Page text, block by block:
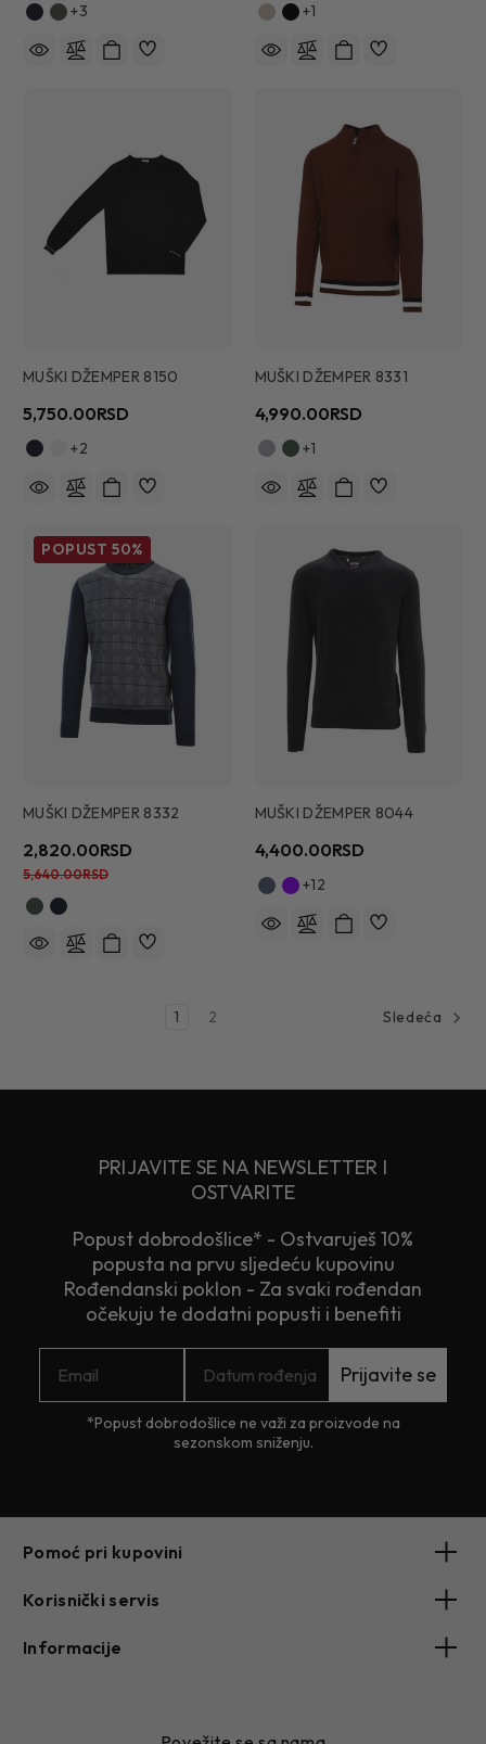
+3 +1
MUŠKI DŽEMPER 8150
5,750.00RSD
+2
MUŠKI DŽEMPER 8331
4,990.00RSD
+1
POPUST50%
MUŠKI DŽEMPER 8332
2,820.00RSD
5,640.00RSD
MUŠKI DŽEMPER 8044
4,400.00RSD
+12
1 2 Sledeća
PRIJAVITE SE NA NEWSLETTER I
OSTVARITE
Popust dobrodošlice* - Ostvaruješ 10%
popusta na prvu sljedeću kupovinu
Rođendanski poklon - Za svaki rođendan
očekuju te dodatni popusti i benefiti
Prijavite se
*Popust dobrodošlice ne važi za proizvode na
sezonskom sniženju.
Pomoć pri kupovini
Korisnički servis
Informacije